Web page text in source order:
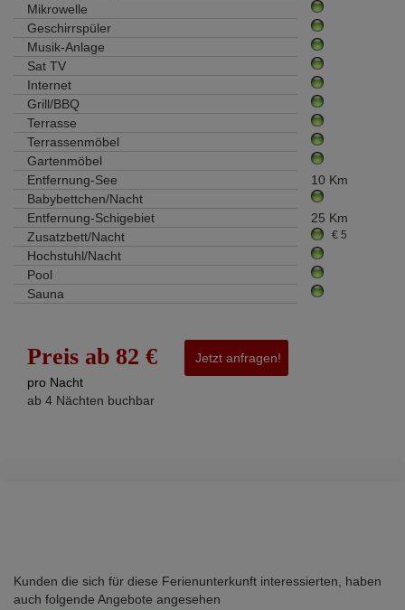
Mikrowelle
Geschirrspüler
Musik-Anlage
Sat TV
Internet
Grill/BBQ
Terrasse
Terrassenmöbel
Gartenmöbel
Entfernung-See
10 Km
Babybettchen/Nacht
Entfernung-Schigebiet
25 Km
Zusatzbett/Nacht
€ 5
Hochstuhl/Nacht
Pool
Sauna
Preis ab 82 €
pro Nacht
ab 4 Nächten buchbar
Jetzt anfragen!
Kunden die sich für diese Ferienunterkunft interessierten, haben
auch folgende Angebote angesehen